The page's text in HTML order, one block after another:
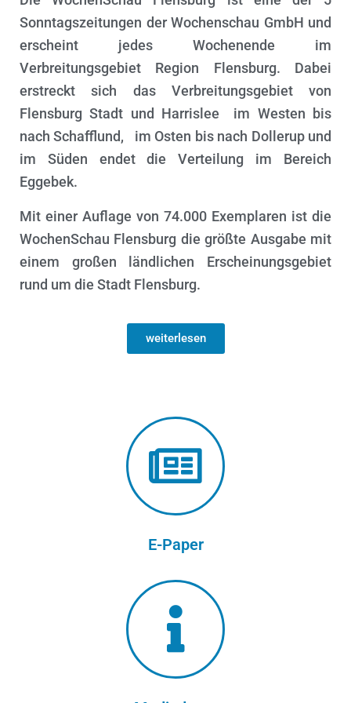
N
Sonntagszeitungen der Wochenschau GmbH und
erscheint jedes Wochenende im
Verbreitungsgebiet Region Flensburg. Dabei
erstreckt sich das Verbreitungsgebiet von
Flensburg Stadt und Harrislee im Westen bis
nach Schafflund, im Osten bis nach Dollerup und
im Süden endet die Verteilung im Bereich
Eggebek.
Mit einer Auflage von 74.000 Exemplaren ist die
WochenSchau Flensburg die größte Ausgabe mit
einem großen ländlichen Erscheinungsgebiet
rund um die Stadt Flensburg.
weiterlesen
E-Paper